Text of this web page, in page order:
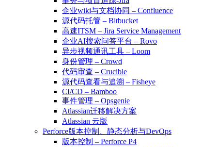
企业wiki与文档协同 – Confluence
源代码托管 – Bitbucket
高速ITSM – Jira Service Management
企业AI搜索问答平台 – Rovo
异步视频通讯工具 – Loom
身份管理 – Crowd
代码审查 – Crucible
源代码查看与追溯 – Fisheye
CI/CD – Bamboo
事件管理 – Opsgenie
Atlassian迁移解决方案
Atlassian 云版
Perforce版本控制、静态分析与DevOps
版本控制 – Perforce P4